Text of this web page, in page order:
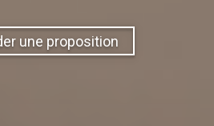
une proposition